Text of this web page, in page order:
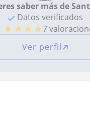
saber más de
Datos verificados
★ ★ ★ ★7
Ver perfil